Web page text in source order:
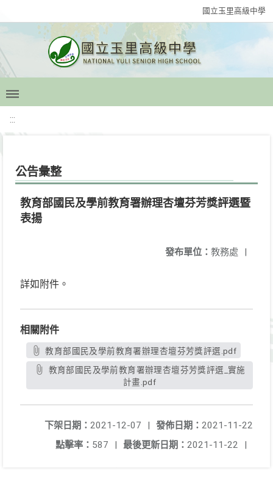
國立玉里高級中學
:::
公告彙整
教育部國民及學前教育署辦理杏壇芬芳獎評選暨
表揚
發布單位： 教務處 |
詳如附件。
相關附件
教育部國民及學前教育署辦理杏壇芬芳獎評選.pdf
計畫.pdf
發佈日期： 2021-11-22
下架日期： 2021-12-07
|
最後更新日期： 2021-11-22 |
點擊率： 587 |